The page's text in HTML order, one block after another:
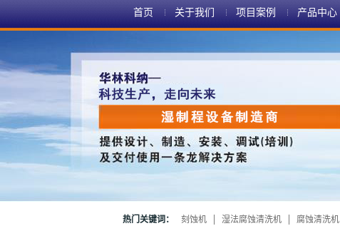
首页 关于我们 项目案例 产品中心
热门关键词： 刻蚀机 湿法腐蚀清洗机 腐蚀清洗机